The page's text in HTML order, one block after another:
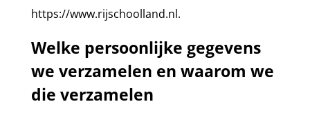
https://www.rijschoolland.nl.
Welke persoonlijke gegevens
we verzamelen en waarom we
die verzamelen